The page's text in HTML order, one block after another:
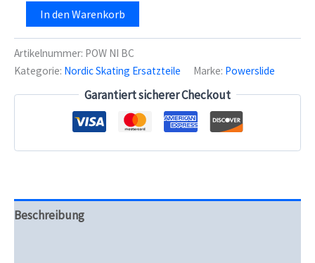
Powerslide
Skating
Bowden
Cable
Menge
In den Warenkorb
Artikelnummer: POW NI BC
Kategorie: Nordic Skating Ersatzteile Marke: Powerslide
Garantiert sicherer Checkout
Beschreibung